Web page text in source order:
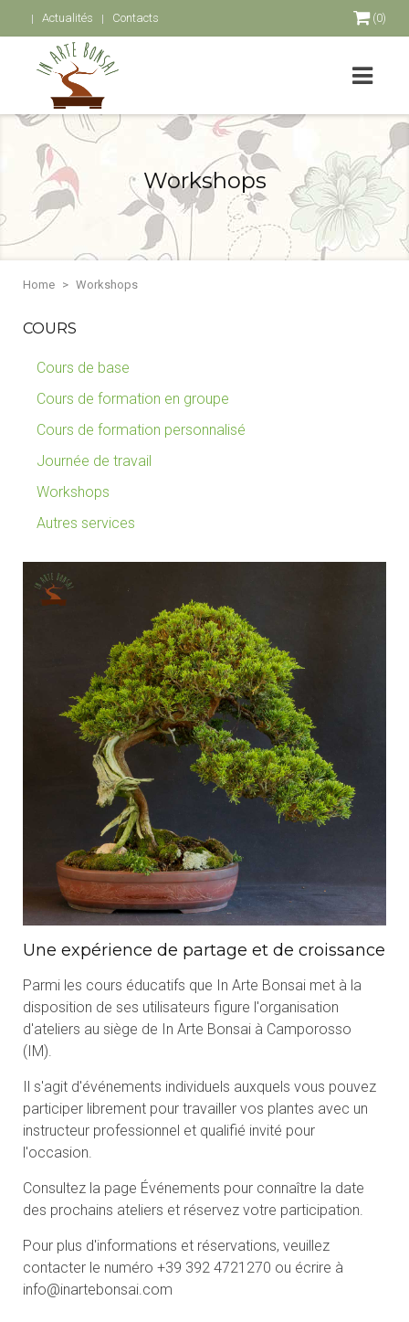
Actualités Contacts (0)
Workshops
Home Workshops
COURS
Cours de base
Cours de formation en groupe
Cours de formation personnalisé
Journée de travail
Workshops
Autres services
Une expérience de partage et de croissance
Parmi les cours éducatifs que In Arte Bonsai met à la
disposition de ses utilisateurs figure l'organisation
d'ateliers au siège de In Arte Bonsai à Camporosso
(IM).
Il s'agit d'événements individuels auxquels vous pouvez
participer librement pour travailler vos plantes avec un
instructeur professionnel et qualifié invité pour
l'occasion.
Consultez la page Événements pour connaître la date
des prochains ateliers et réservez votre participation.
Pour plus d'informations et réservations, veuillez
contacter le numéro +39 392 4721270 ou écrire à
info@inartebonsai.com